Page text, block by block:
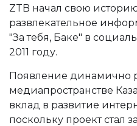
ZTB начал свою
развлекательное
"За тебя, Баке" в
2011 году.
Появление динамично
медиапространстве
вклад в развитие
поскольку проект стал